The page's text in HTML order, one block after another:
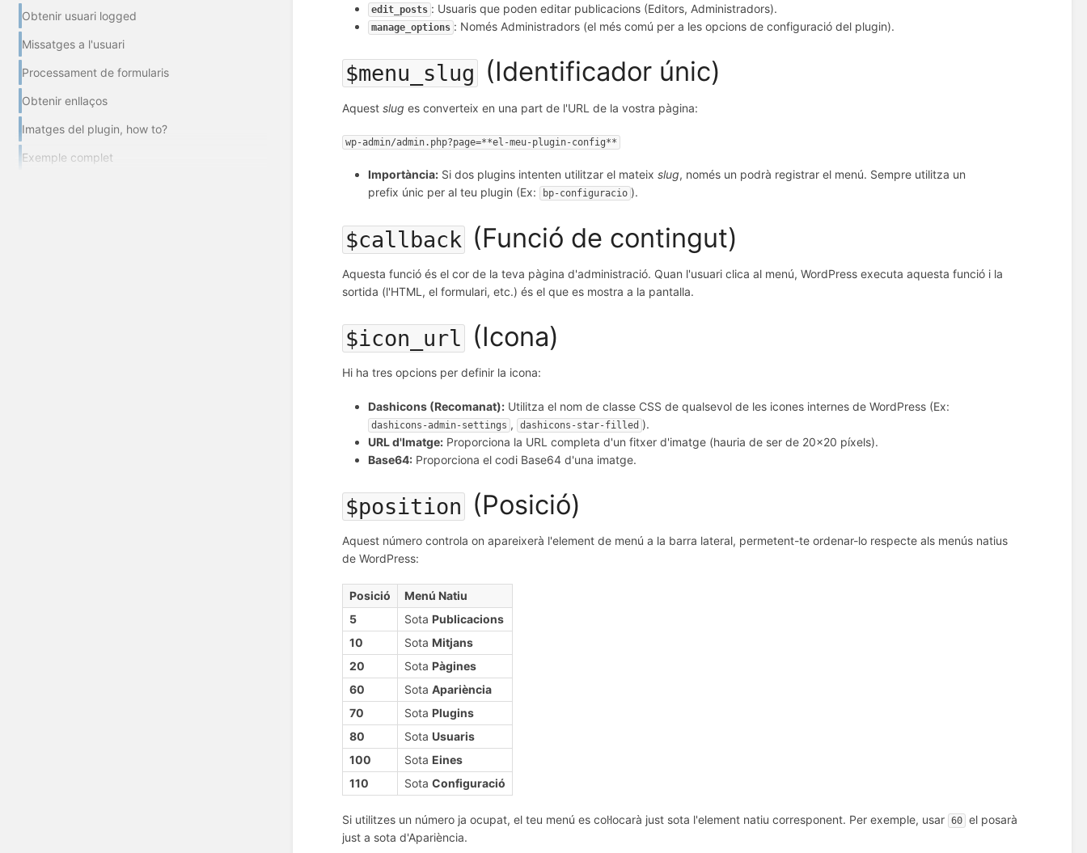
Obtenir usuari logged
Missatges a l'usuari
Processament de formularis
Obtenir enllaços
Imatges del plugin, how to?
Exemple complet
edit_posts : Usuaris que poden editar publicacions (Editors, Administradors).
manage_options : Només Administradors (el més comú per a les opcions de configuració del plugin).
$menu_slug (Identificador únic)
Aquestslug es converteix en una part de l'URL de la vostra pàgina:
wp-admin/admin.php?page=**el-meu-plugin-config**
Importància: Si dos plugins intenten utilitzar el mateixslug, només un podrà registrar el menú. Sempre utilitza un
prefix únic per al teu plugin (Ex:
bp-configuracio ).
$callback (Funció de contingut)
Aquesta funció és el cor de la teva pàgina d'administració. Quan l'usuari clica al menú, WordPress executa aquesta funció i la
sortida (l'HTML, el formulari, etc.) és el que es mostra a la pantalla.
$icon_url (Icona)
Hi ha tres opcions per definir la icona:
Dashicons (Recomanat): Utilitza el nom de classe CSS de qualsevol de les icones internes de WordPress (Ex:
dashicons-admin-settings , dashicons-star-filled ).
URL d'Imatge: Proporciona la URL completa d'un fitxer d'imatge (hauria de ser de 20x20 píxels).
Base64: Proporciona el codi Base64 d'una imatge.
$position (Posició)
Aquest número controla on apareixerà l'element de menú a la barra lateral, permetent-te ordenar-lo respecte als menús natius
de WordPress:
Posició
Menú Natiu
5
Sota Publicacions
10
Sota Mitjans
20
Sota Pàgines
60
SotaApariència
70
Sota Plugins
80
Sota Usuaris
100
Sota Eines
110
SotaConfiguració
Si utilitzes un número ja ocupat, el teu menú es col·locarà just sota l'element natiu corresponent. Per exemple, usar 60 el posarà
just a sota d'Apariència.